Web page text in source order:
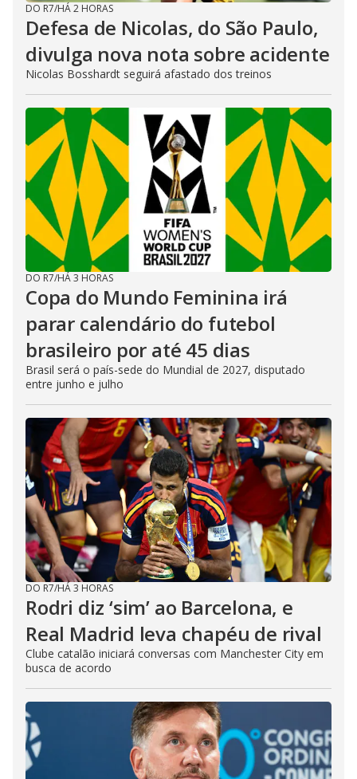
DO R7/HÁ 2 HORAS
Defesa de Nicolas, do São Paulo,
divulga nova nota sobre acidente
Nicolas Bosshardt seguirá afastado dos treinos
DO R7/HÁ 3 HORAS
Copa do Mundo Feminina irá
parar calendário do futebol
brasileiro por até 45 dias
Brasil será o país-sede do Mundial de 2027, disputado
entre junho e julho
DO R7/HÁ 3 HORAS
Rodri diz ‘sim’ ao Barcelona, e
Real Madrid leva chapéu de rival
Clube catalão iniciará conversas com Manchester City em
busca de acordo